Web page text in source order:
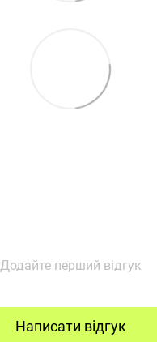
Додайте перший відгук
Написати відгук